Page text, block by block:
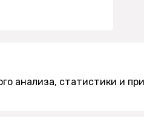
анализа, статистики и